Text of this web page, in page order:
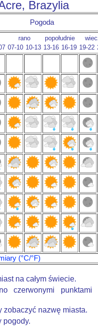
Brazylia
Pogoda
rano popołudnie
07-10 10-13 13-16 16-19 19-22
(°C/°F)
na całym świecie.
czerwonymi punktami
zobaczyć nazwę miasta.
pogody.